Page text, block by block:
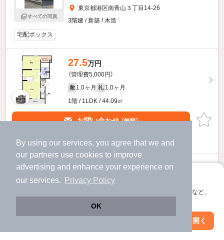
By using our services, you agree that we and
our partners use cookies to improve
advertising and enhance your experience on
our services.
Privacy Policy
OK
アプリに切り替えて、サクサクお部屋探し
会員登録なしですぐ使える。マップ検索やお気に入り保存など、
アプリを開く
すべての写真
東京都港区南青山３丁目14-26
3階建 / 新築 / 木造
宅配ボックス
27.5万円
（管理費5,000円）
敷 1.0ヶ月 礼 1.0ヶ月
1階 / 1LDK / 44.09㎡
お問い合わせ（無料）
ほか提供
29万円
（管理費5,000円）
2階 / 1LDK / 46.16㎡
絞り込み条件を変更